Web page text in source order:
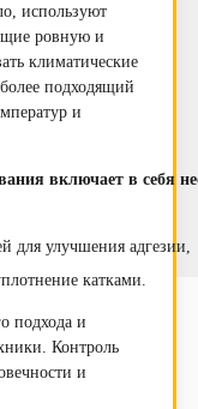
используют
ровную и
климатические
подходящий
и
включает в себя
для улучшения адгезии
катками.
подхода и
Контроль
и